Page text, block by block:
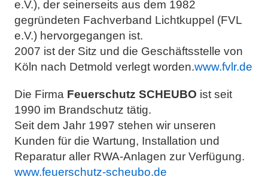
e.V.), der seinerseits aus dem 1982
gegründeten Fachverband Lichtkuppel (FVL
e.V.) hervorgegangen ist.
2007 ist der Sitz und die Geschäftsstelle von
Köln nach Detmold verlegt worden.www.fvlr.de
Die Firma Feuerschutz SCHEUBO ist seit
1990 im Brandschutz tätig.
Seit dem Jahr 1997 stehen wir unseren
Kunden für die Wartung, Installation und
Reparatur aller RWA-Anlagen zur Verfügung.
www.feuerschutz-scheubo.de